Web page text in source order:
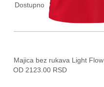
Dostupno
Majica bez rukava Light Flow
OD 2123.00 RSD